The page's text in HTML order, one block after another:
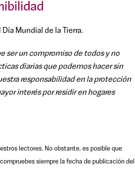
Mundial de la Tierra.
ser un compromiso de todos y no
diarias que podemos hacer sin
responsabilidad en la protección
interés por residir en hogares
lectores. No obstante, es posible que
siempre la fecha de publicación del